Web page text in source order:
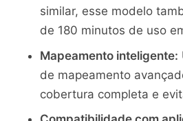
similar, esse modelo
de 180 minutos de uso
Mapeamento inteligente:
de mapeamento
cobertura completa e